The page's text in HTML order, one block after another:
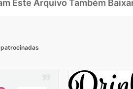
Este Arquivo Também